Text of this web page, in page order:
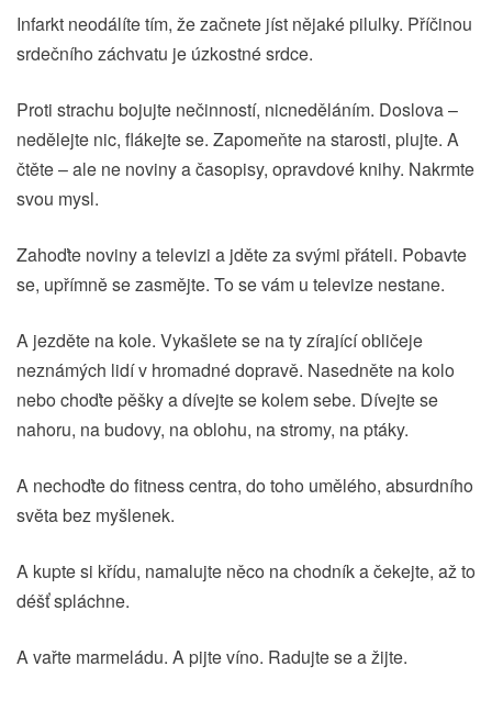
Infarkt neodálíte tím, že začnete jíst nějaké pilulky. Příčinou
srdečního záchvatu je úzkostné srdce.
Proti strachu bojujte nečinností, nicneděláním. Doslova –
nedělejte nic, flákejte se. Zapomeňte na starosti, plujte. A
čtěte – ale ne noviny a časopisy, opravdové knihy. Nakrmte
svou mysl.
Zahoďte noviny a televizi a jděte za svými přáteli. Pobavte
se, upřímně se zasmějte. To se vám u televize nestane.
A jezděte na kole. Vykašlete se na ty zírající obličeje
neznámých lidí v hromadné dopravě. Nasedněte na kolo
nebo choďte pěšky a dívejte se kolem sebe. Dívejte se
nahoru, na budovy, na oblohu, na stromy, na ptáky.
A nechoďte do fitness centra, do toho umělého, absurdního
světa bez myšlenek.
A kupte si křídu, namalujte něco na chodník a čekejte, až to
déšť spláchne.
A vařte marmeládu. A pijte víno. Radujte se a žijte.